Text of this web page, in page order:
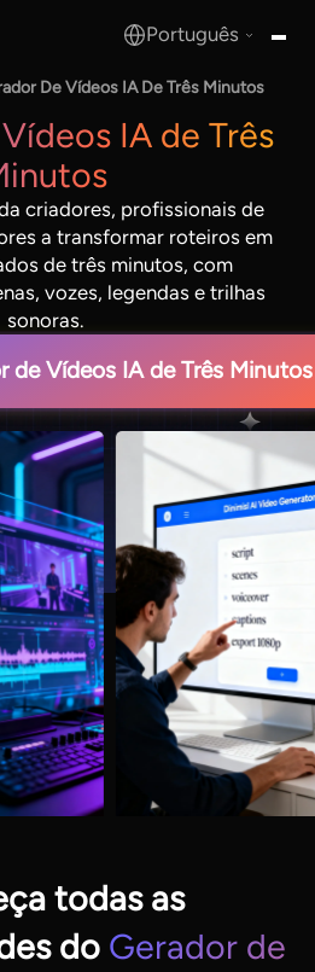
Português
De Vídeos IA De Três Minutos
IA de Três
criadores, profissionais de
a transformar roteiros em
de três minutos, com
vozes, legendas e trilhas
sonoras.
de Vídeos IA de Três Minutos
todas as
do Gerador de